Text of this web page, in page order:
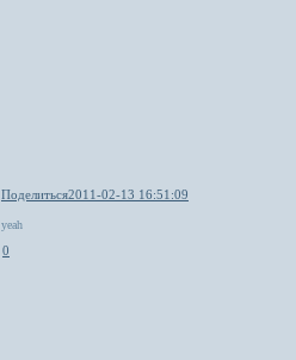
Поделиться2011-02-13 16:51:09
yeah
0